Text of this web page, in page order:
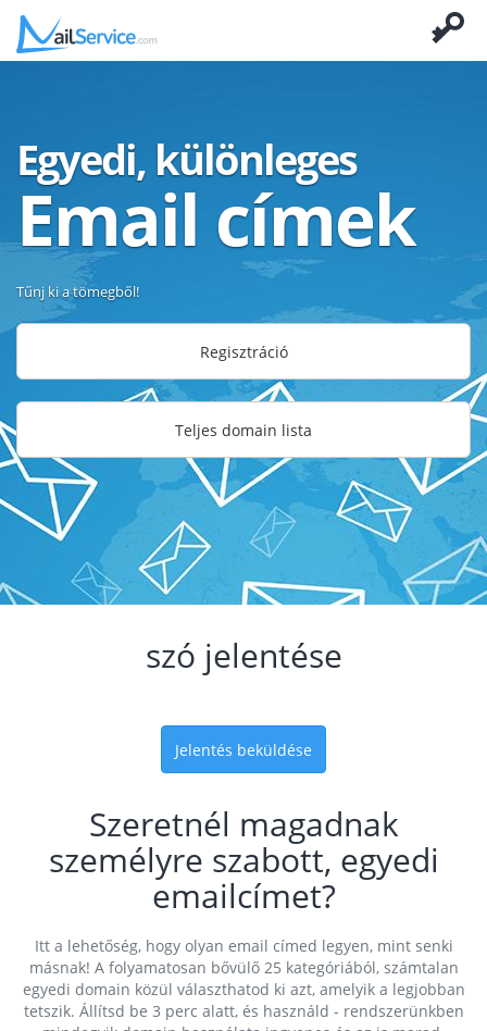
Egyedi, különleges
Email címek
Tűnj ki a tömegből!
Regisztráció
Teljes domain lista
szó jelentése
Jelentés beküldése
Szeretnél magadnak
személyre szabott, egyedi
emailcímet?
Itt a lehetőség, hogy olyan email címed legyen, mint senki
másnak! A folyamatosan bővülő 25 kategóriából, számtalan
egyedi domain közül választhatod ki azt, amelyik a legjobban
tetszik. Állítsd be 3 perc alatt, és használd - rendszerünkben